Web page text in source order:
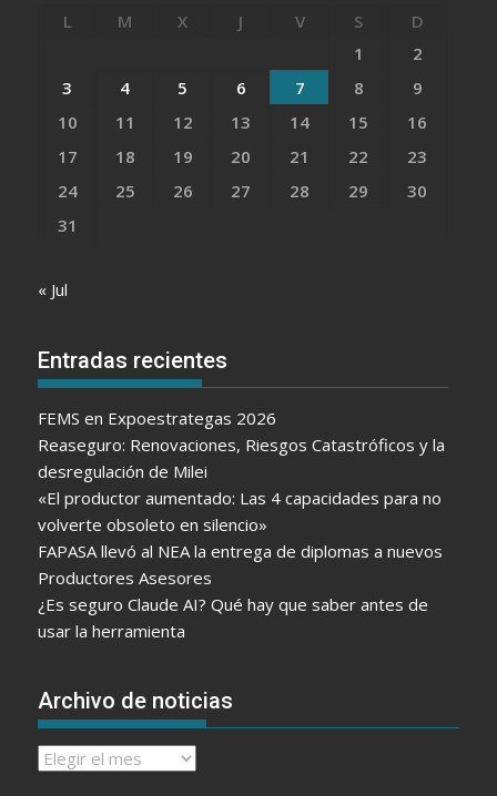
L M X J V S
D
1
2
3
4 5 6 7 8
9
10
11 12 13 14 15
16
17
18 19 20 21 22
23
24
25 26 27 28 29
30
31
« Jul
Entradas recientes
FEMS en Expoestrategas 2026
Reaseguro: Renovaciones, Riesgos Catastróficos y la
desregulación de Milei
«El productor aumentado: Las 4 capacidades para no
volverte obsoleto en silencio»
FAPASA llevó al NEA la entrega de diplomas a nuevos
Productores Asesores
¿Es seguro Claude AI? Qué hay que saber antes de
usar la herramienta
Archivo de noticias
Archivo